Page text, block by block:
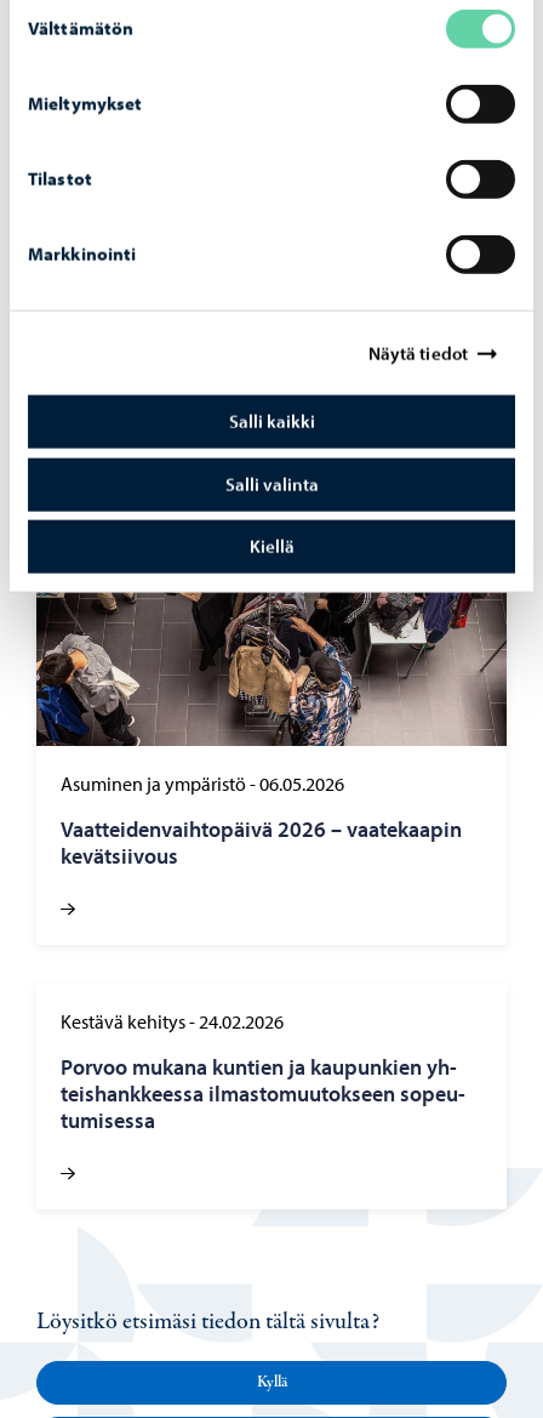
valinta
Välttämätön
Mieltymykset
Tilastot
Markkinointi
Näytä tiedot
Salli kaikki
Salli valinta
Kiellä
Kestävä kehitys
Por­voon kas­vi­huo­ne­kaa­su­pääs­töt vä­he­ni­vät
edel­leen vuon­na 2024
vis­tuu kah­del­la uu­del­la kump­pa­nil­la
Asuminen ja ympäristö-06.05.2026
Vaat­tei­den­vaih­to­päi­vä 2026 – vaa­te­kaa­pin
ke­vät­sii­vous
Kestävä kehitys- 24.02.2026
Por­voo mu­ka­na kun­tien ja kau­pun­kien yh­
teis­hank­kees­sa il­mas­to­muu­tok­seen so­peu­
tu­mi­ses­sa
Löysitkö etsimäsi tiedon tältä sivulta?
Kyllä